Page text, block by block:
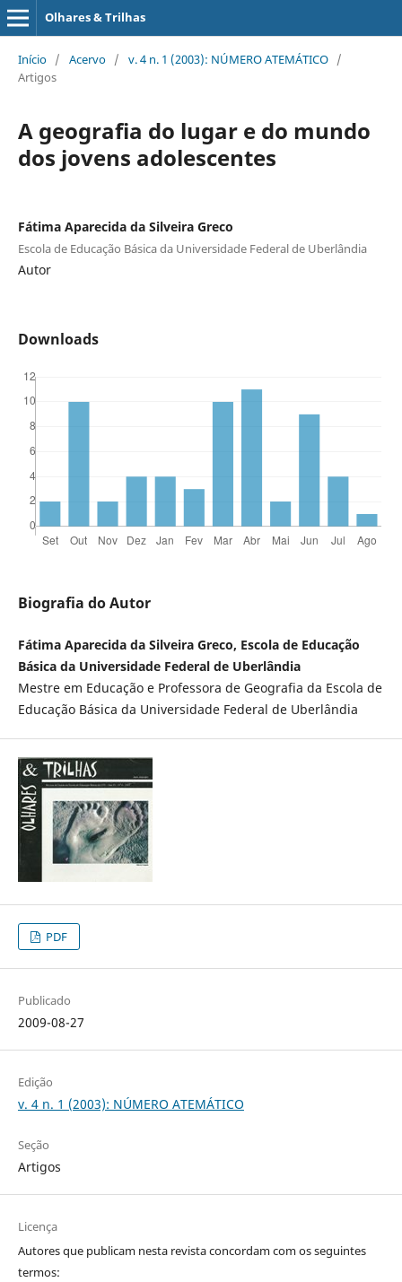
Olhares & Trilhas
Início / Acervo / v. 4 n. 1 (2003): NÚMERO ATEMÁTICO /
Artigos
A geografia do lugar e do mundo
dos jovens adolescentes
Fátima Aparecida da Silveira Greco
Escola de Educação Básica da Universidade Federal de Uberlândia
Autor
Downloads
Biografia do Autor
Fátima Aparecida da Silveira Greco, Escola de Educação
Básica da Universidade Federal de Uberlândia
Mestre em Educação e Professora de Geografia da Escola de
Educação Básica da Universidade Federal de Uberlândia
PDF
Publicado
2009-08-27
Edição
v. 4 n. 1 (2003): NÚMERO ATEMÁTICO
Seção
Artigos
Licença
Autores que publicam nesta revista concordam com os seguintes
termos: